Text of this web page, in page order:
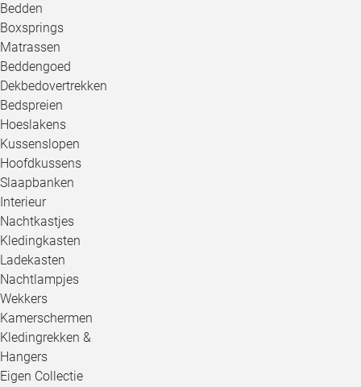
Bedden
Boxsprings
Matrassen
Beddengoed
Dekbedovertrekken
Bedspreien
Hoeslakens
Kussenslopen
Hoofdkussens
Slaapbanken
Interieur
Nachtkastjes
Kledingkasten
Ladekasten
Nachtlampjes
Wekkers
Kamerschermen
Kledingrekken &
Hangers
Eigen Collectie